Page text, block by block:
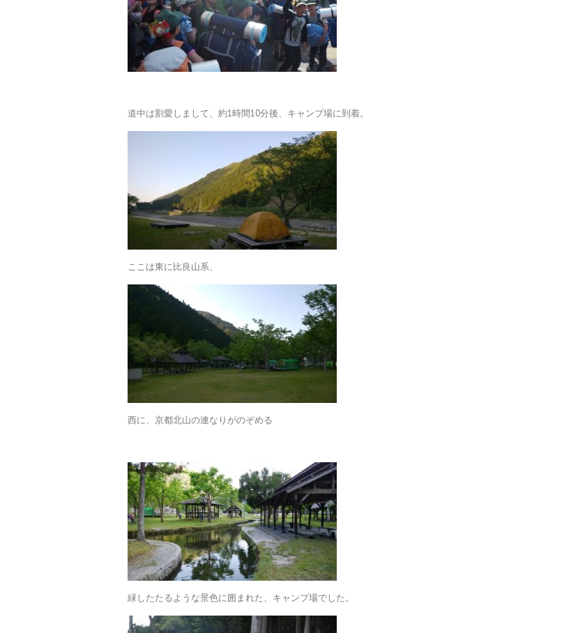
道中は割愛しまして、約1時間10分後、キャンプ場に到着。
ここは東に比良山系、
西に、京都北山の連なりがのぞめる
緑したたるような景色に囲まれた、キャンプ場でした。